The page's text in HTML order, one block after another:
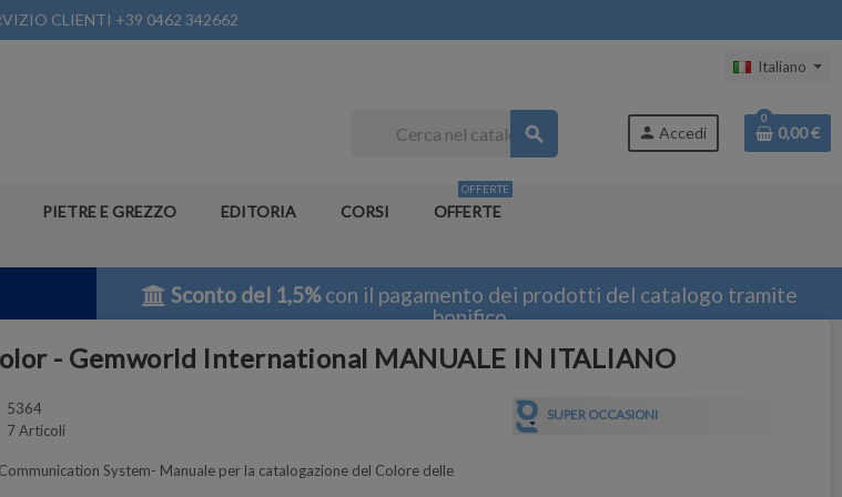
CLIENTI +39 0462 342662
Italiano
search person Accedi
0
0,00 €
PIETRE E GREZZO EDITORIA CORSI OFFERTE
OFFERTE
Sconto del 1,5%con il pagamento dei prodotti del catalogo tramite
bonifico
- Gemworld International MANUALE IN ITALIANO
5364
7 Articoli
System- Manuale per la catalogazione del Colore delle
SUPER OCCASIONI